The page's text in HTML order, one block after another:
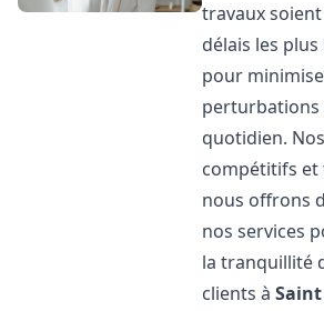
travaux
délais les
pour
perturbations
quotidien.
compétitifs
nous offrons
nos services
la tranquillité
clients àSaint